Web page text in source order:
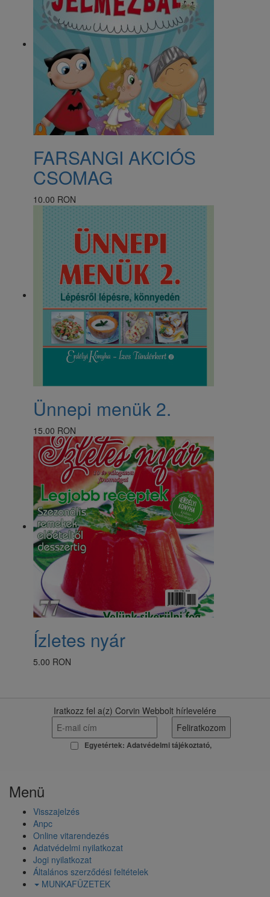
FARSANGI AKCIÓS
CSOMAG
10.00 RON
Ünnepi menük 2.
15.00 RON
​Ízletes nyár
5.00 RON
Iratkozz fel a(z) Corvin Webbolt hírlevelére
Egyetértek: Adatvédelmi tájékoztató
Menü
Visszajelzés
Anpc
Online vitarendezés
Adatvédelmi nyilatkozat
Jogi nyilatkozat
Általános szerződési feltételek
MUNKAFÜZETEK